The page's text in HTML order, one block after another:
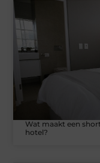
Wat maakt een
hotel?